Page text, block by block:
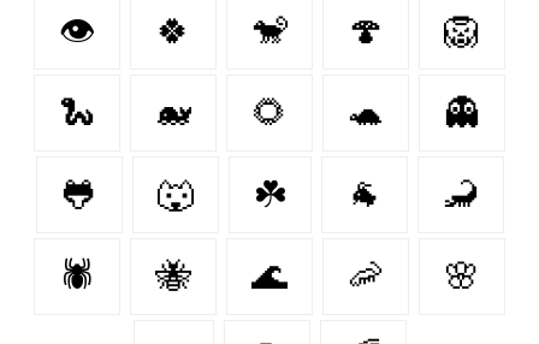
👁 🍀 🐒 🍄 🦁
🐍 🐋 🌻 🐢 👻
🐸 🐺 ☘️ 🐐 🦂
🕷 🐝 🌊 🦐 🌸